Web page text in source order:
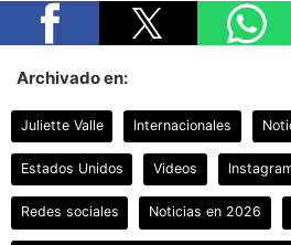
Archivado en:
Juliette Valle Internacionales
Estados Unidos Videos
Redes sociales Noticias en 2026